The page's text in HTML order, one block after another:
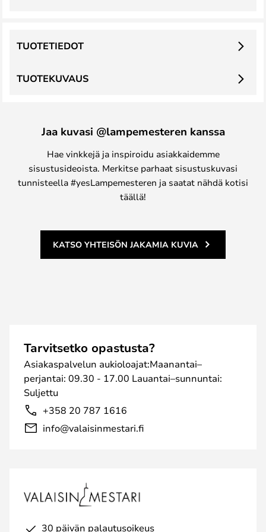
TUOTEKUVAUS
TUOTETIEDOT
Jaa kuvasi @lampemesteren kanssa
Hae vinkkejä ja inspiroidu asiakkaidemme
sisustusideoista. Merkitse parhaat sisustuskuvasi
tunnisteella #yesLampemesteren ja saatat nähdä kotisi
täällä!
KATSO YHTEISÖN JAKAMIA KUVIA
Tarvitsetko opastusta?
Asiakaspalvelun aukioloajat:Maanantai–
perjantai: 09.30 - 17.00 Lauantai–sunnuntai:
Suljettu
+358 20 787 1616
info@valaisinmestari.fi
30 päivän palautusoikeus